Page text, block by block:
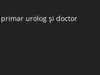
urolog și doctor